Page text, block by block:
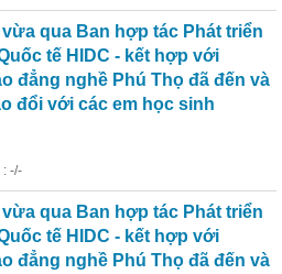
vừa qua Ban hợp tác Phát triển
tế HIDC - kết hợp với
đẳng nghề Phú Thọ đã đến và
đổi với các em học sinh
-/-
vừa qua Ban hợp tác Phát triển
tế HIDC - kết hợp với
đẳng nghề Phú Thọ đã đến và